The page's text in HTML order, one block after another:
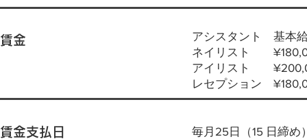
賃金
アシスタント 基本
ネイリスト
アイリスト
レセプション
賃金支払日 毎月25日（15 日締め